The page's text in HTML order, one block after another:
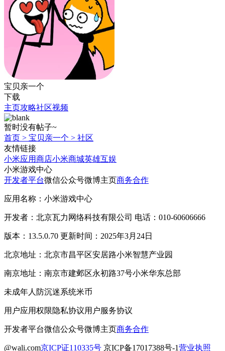
宝贝亲一个
下载
主页攻略社区视频
暂时没有帖子~
首页 > 宝贝亲一个 > 社区
友情链接
小米应用商店小米商城英雄互娱
小米游戏中心
开发者平台微信公众号微博主页商务合作
应用名称：小米游戏中心
开发者：北京瓦力网络科技有限公司 电话：010-60606666
版本：13.5.0.70 更新时间：2025年3月24日
北京地址：北京市昌平区安居路小米智慧产业园
南京地址：南京市建邺区永初路37号小米华东总部
未成年人防沉迷系统米币
用户应用权限隐私协议用户服务协议
开发者平台微信公众号微博主页商务合作
@wali.com京ICP证110335号 京ICP备17017388号-1营业执照